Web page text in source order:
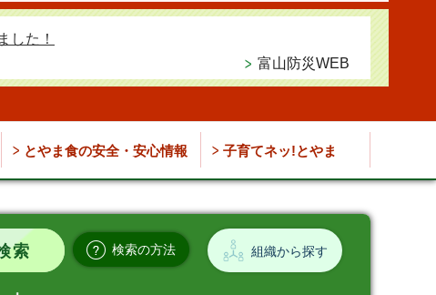
した！
富山防災WEB
とやま食の安全・安心情報 子育てネッ!とやま
検索の方法 組織から探す